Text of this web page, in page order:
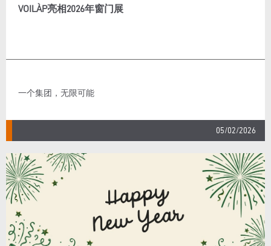
VOILÀP亮相2026年窗门展
一个集团，无限可能
05/02/2026